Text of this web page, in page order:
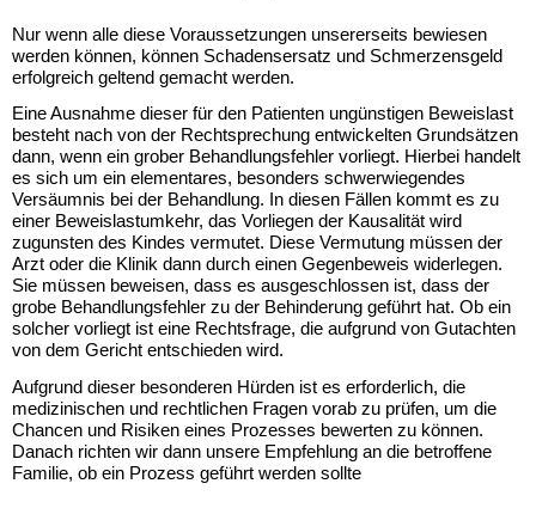
Nur wenn alle diese Voraussetzungen unsererseits bewiesen
werden können, können Schadensersatz und Schmerzensgeld
erfolgreich geltend gemacht werden.
Eine Ausnahme dieser für den Patienten ungünstigen Beweislast
besteht nach von der Rechtsprechung entwickelten Grundsätzen
dann, wenn ein grober Behandlungsfehler vorliegt. Hierbei handelt
es sich um ein elementares, besonders schwerwiegendes
Versäumnis bei der Behandlung. In diesen Fällen kommt es zu
einer Beweislastumkehr, das Vorliegen der Kausalität wird
zugunsten des Kindes vermutet. Diese Vermutung müssen der
Arzt oder die Klinik dann durch einen Gegenbeweis widerlegen.
Sie müssen beweisen, dass es ausgeschlossen ist, dass der
grobe Behandlungsfehler zu der Behinderung geführt hat. Ob ein
solcher vorliegt ist eine Rechtsfrage, die aufgrund von Gutachten
von dem Gericht entschieden wird.
Aufgrund dieser besonderen Hürden ist es erforderlich, die
medizinischen und rechtlichen Fragen vorab zu prüfen, um die
Chancen und Risiken eines Prozesses bewerten zu können.
Danach richten wir dann unsere Empfehlung an die betroffene
Familie, ob ein Prozess geführt werden sollte